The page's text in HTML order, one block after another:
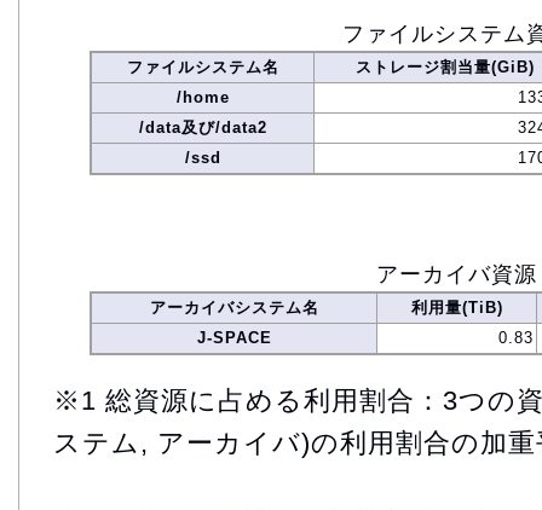
ファイルシステム
ファイルシステム名
ストレージ割当量(GiB)
/home
/data及び/data2
/ssd
アーカイバ資源
アーカイバシステム名
利用量(TiB)
J-SPACE
0.83
※1 総資源に占める利用割合：3つの
ステム, アーカイバ)の利用割合の加重